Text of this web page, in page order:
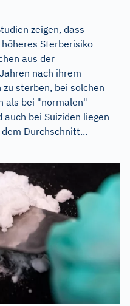
zeigen, dass
Sterberisiko
aus der
nach ihrem
sterben, bei solchen
als bei "normalen"
bei Suiziden liegen
Durchschnitt...